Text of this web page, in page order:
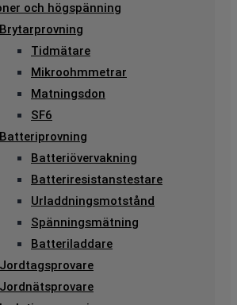
och högspänning
Brytarprovning
Tidmätare
Mikroohmmetrar
Matningsdon
SF6
Batteriprovning
Batteriövervakning
Batteriresistanstestare
Urladdningsmotstånd
Spänningsmätning
Batteriladdare
Jordtagsprovare
Jordnätsprovare